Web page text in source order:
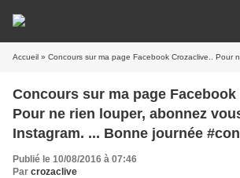
Accueil » Concours sur ma page Facebook Crozaclive.. Pour ne rien louper, abonnez vous à mon
Concours sur ma page Facebook
Pour ne rien louper, abonnez
Instagram. ... Bonne journée #concours
#jeuconcours
Publié le 10/08/2016 à 07:46
Par crozaclive